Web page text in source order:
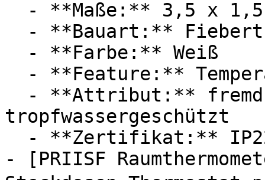
tropfwassergeschützt
- [PRIISF